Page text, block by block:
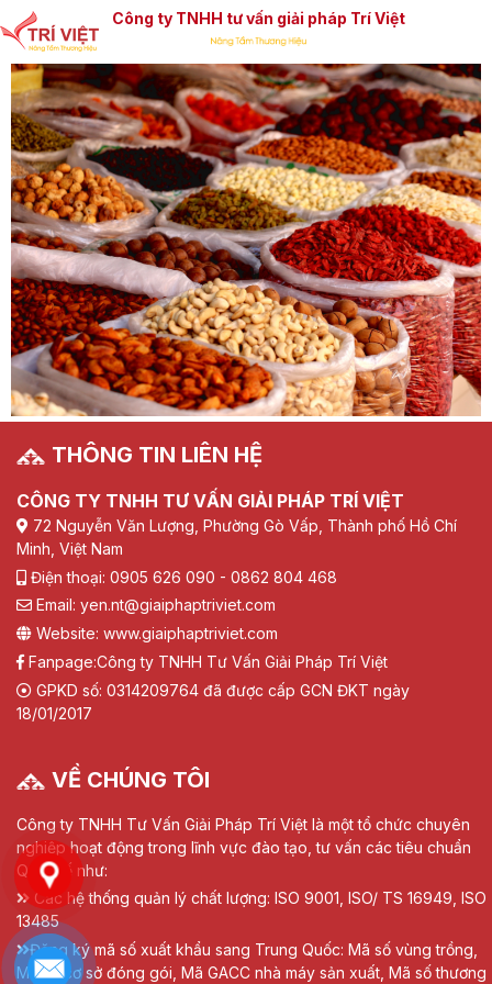
Công ty TNHH tư vấn giải pháp Trí Việt
THÔNG TIN LIÊN HỆ
CÔNG TY TNHH TƯ VẤN GIẢI PHÁP TRÍ VIỆT
72 Nguyễn Văn Lượng, Phường Gò Vấp, Thành phố Hồ Chí
Minh, Việt Nam
Điện thoại: 0905 626 090 - 0862 804 468
Email: yen.nt@giaiphaptriviet.com
Website: www.giaiphaptriviet.com
Fanpage:Công ty TNHH Tư Vấn Giải Pháp Trí Việt
GPKD số: 0314209764 đã được cấp GCN ĐKT ngày
18/01/2017
VỀ CHÚNG TÔI
Công ty TNHH Tư Vấn Giải Pháp Trí Việt là một tổ chức chuyên
nghiệp hoạt động trong lĩnh vực đào tạo, tư vấn các tiêu chuẩn
Quốc tế như:
Các hệ thống quản lý chất lượng: ISO 9001, ISO/ TS 16949, ISO
13485
Đăng ký mã số xuất khẩu sang Trung Quốc: Mã số vùng trồng,
Mã số cơ sở đóng gói, Mã GACC nhà máy sản xuất, Mã số thương